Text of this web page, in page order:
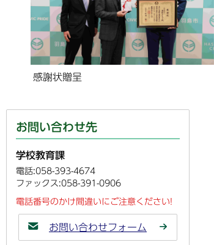
感謝状贈呈
お問い合わせ先
学校教育課
電話:058-393-4674
ファックス:058-391-0906
電話番号のかけ間違いにご注意ください!
お問い合わせフォーム